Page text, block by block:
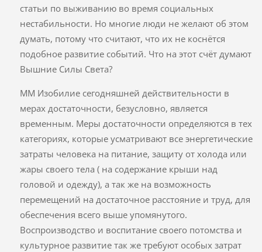
статьи по выживанию во время социальных
нестабильности. Но многие люди не желают об этом
думать, потому что считают, что их не коснётся
подобное развитие событий. Что на этот счёт думают
Вышние Силы Света?
ММ Изобилие сегодняшней действительности в
мерах достаточности, безусловно, является
временным. Меры достаточности определяются в тех
категориях, которые усматривают все энергетические
затраты человека на питание, защиту от холода или
жары своего тела ( на содержание крыши над
головой и одежду), а так же на возможность
перемещений на достаточное расстояние и труд, для
обеспечения всего выше упомянутого.
Воспроизводство и воспитание своего потомства и
культурное развитие так же требуют особых затрат